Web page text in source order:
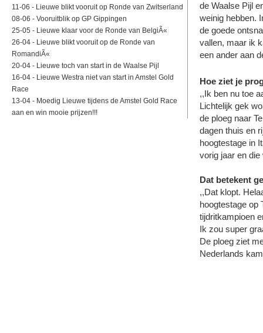
11-06 - Lieuwe blikt vooruit op Ronde van Zwitserland
08-06 - Vooruitblik op GP Gippingen
25-05 - Lieuwe klaar voor de Ronde van BelgiÃ«
26-04 - Lieuwe blikt vooruit op de Ronde van
RomandiÃ«
20-04 - Lieuwe toch van start in de Waalse Pijl
16-04 - Lieuwe Westra niet van start in Amstel Gold
Race
13-04 - Moedig Lieuwe tijdens de Amstel Gold Race
aan en win mooie prijzen!!!
de Waalse Pijl
weinig hebben.
de goede
vallen, maar ik
een ander aan
Hoe ziet je
,,Ik ben nu toe
Lichtelijk gek
de ploeg naar
dagen thuis en
hoogtestage in
vorig jaar en
Dat betekent
,,Dat klopt.
hoogtestage op
tijdritkampioen
Ik zou super
De ploeg ziet
Nederlands